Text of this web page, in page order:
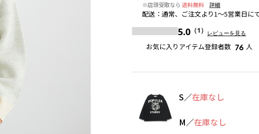
※店頭受取なら 送料無料 詳細
配送 ：通常、ご注文より1～5営業日に
5.0 （1） レビューを見る
お気に入りアイテム登録者数 76 人
S／在庫なし
M／在庫なし